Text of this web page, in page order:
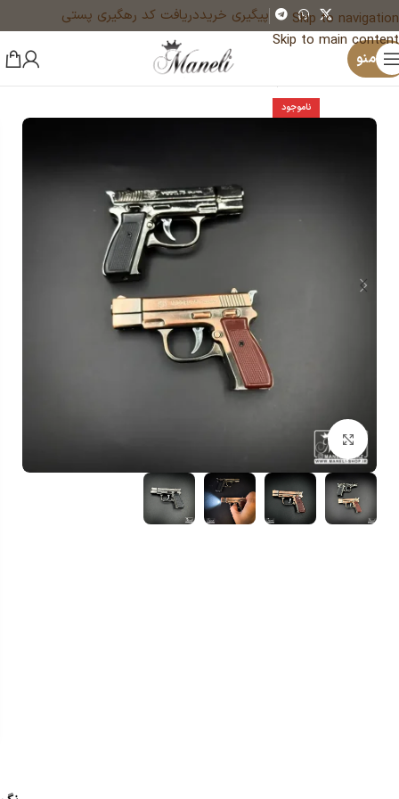
Skip to navigation
Skip to main content
پیگیری خریددریافت کد رهگیری پستی
منو
خانه فندک
ناموجود
بزرگنمایی تصویر
×